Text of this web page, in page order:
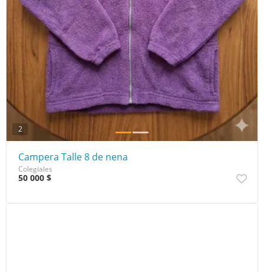
2
Campera Talle 8 de nena
Colegiales
50 000 $